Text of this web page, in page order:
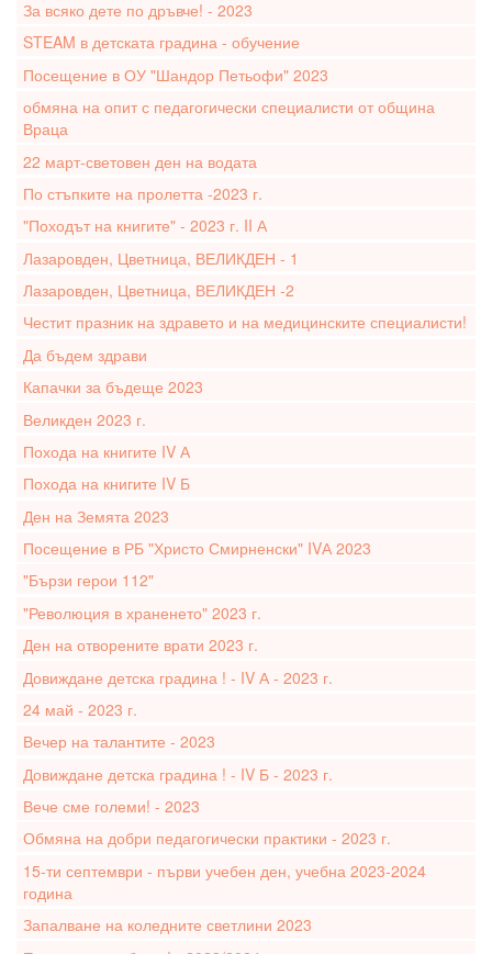
За всяко дете по дръвче! - 2023
STEAM в детската градина - обучение
Посещение в ОУ "Шандор Петьофи" 2023
обмяна на опит с педагогически специалисти от община
Враца
22 март-световен ден на водата
По стъпките на пролетта -2023 г.
"Походът на книгите" - 2023 г. II А
Лазаровден, Цветница, ВЕЛИКДЕН - 1
Лазаровден, Цветница, ВЕЛИКДЕН -2
Честит празник на здравето и на медицинските специалисти!
Да бъдем здрави
Капачки за бъдеще 2023
Великден 2023 г.
Похода на книгите IV А
Похода на книгите IV Б
Ден на Земята 2023
Посещение в РБ "Христо Смирненски" IVА 2023
"Бързи герои 112"
"Революция в храненето" 2023 г.
Ден на отворените врати 2023 г.
Довиждане детска градина ! - IV А - 2023 г.
24 май - 2023 г.
Вечер на талантите - 2023
Довиждане детска градина ! - IV Б - 2023 г.
Вече сме големи! - 2023
Обмяна на добри педагогически практики - 2023 г.
15-ти септември - първи учебен ден, учебна 2023-2024
година
Запалване на коледните светлини 2023